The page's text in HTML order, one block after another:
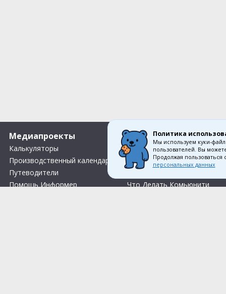
Медиапроекты
Калькуляторы
Производственный календарь
Путеводители
Помощь Информер
О компании
Вакансии
Контакты
О нас
Что Делать Комьюнити
Политика
Мы используем куки-
пользователей. Вы
Продолжая
персональных данных